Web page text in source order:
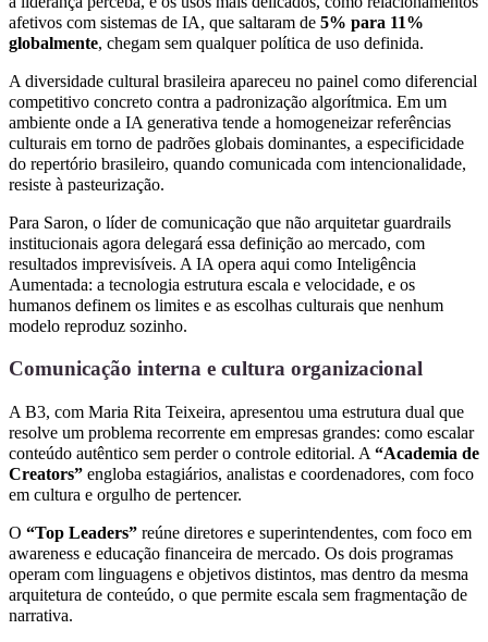
afetivos com sistemas de IA, que saltaram de 5% para 11%
globalmente, chegam sem qualquer política de uso definida.
A diversidade cultural brasileira apareceu no painel como diferencial
competitivo concreto contra a padronização algorítmica. Em um
ambiente onde a IA generativa tende a homogeneizar referências
culturais em torno de padrões globais dominantes, a especificidade
do repertório brasileiro, quando comunicada com intencionalidade,
resiste à pasteurização.
Para Saron, o líder de comunicação que não arquitetar guardrails
institucionais agora delegará essa definição ao mercado, com
resultados imprevisíveis. A IA opera aqui como Inteligência
Aumentada: a tecnologia estrutura escala e velocidade, e os
humanos definem os limites e as escolhas culturais que nenhum
modelo reproduz sozinho.
Comunicação interna e cultura organizacional
A B3, com Maria Rita Teixeira, apresentou uma estrutura dual que
resolve um problema recorrente em empresas grandes: como escalar
conteúdo autêntico sem perder o controle editorial. A “Academia de
Creators” engloba estagiários, analistas e coordenadores, com foco
em cultura e orgulho de pertencer.
O “Top Leaders” reúne diretores e superintendentes, com foco em
awareness e educação financeira de mercado. Os dois programas
operam com linguagens e objetivos distintos, mas dentro da mesma
arquitetura de conteúdo, o que permite escala sem fragmentação de
narrativa.